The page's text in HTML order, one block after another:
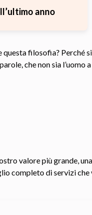
anno
filosofia? Perché
che non sia l’uomo
valore più grande,
completo di servizi che